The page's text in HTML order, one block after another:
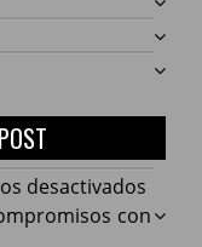
desactivados
con